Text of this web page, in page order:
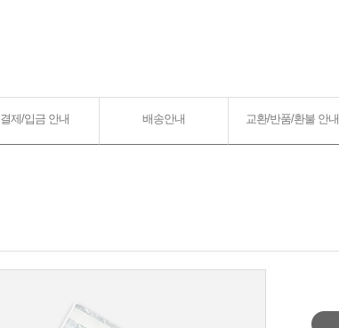
결제/입금 안내 배송안내 교환/반품/환불 안내